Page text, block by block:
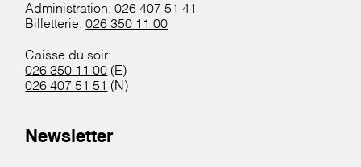
Administration:026 407 51 41
Billetterie:026 350 11 00
Caisse du soir:
026 350 11 00 (E)
026 407 51 51 (N)
Newsletter